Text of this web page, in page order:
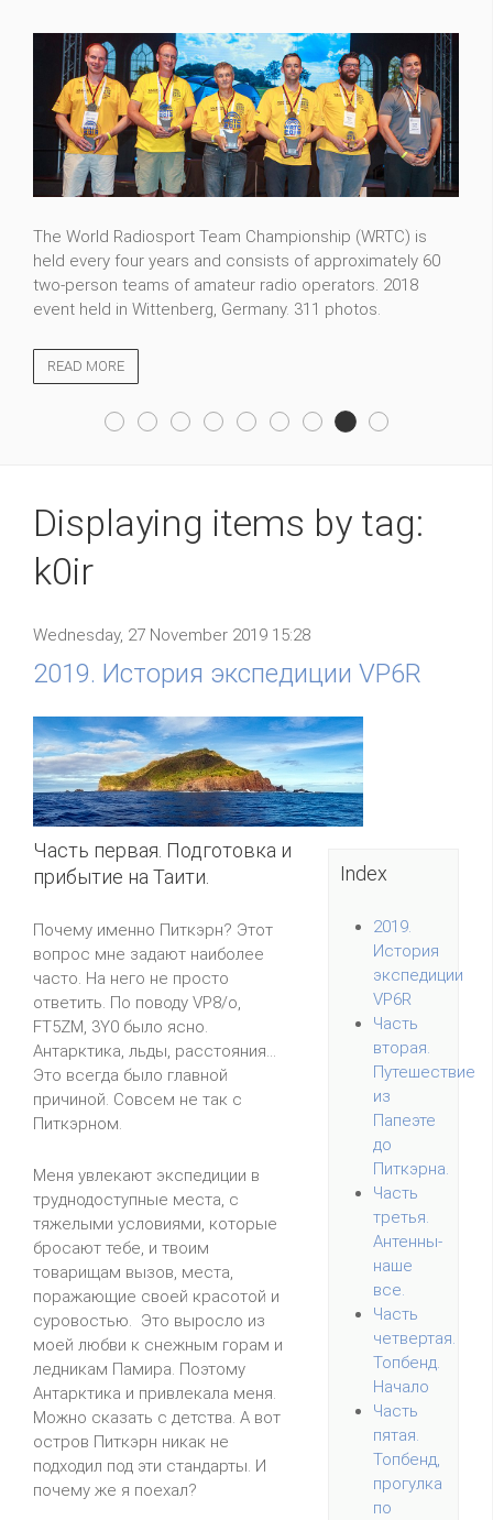
The World Radiosport Team Championship (WRTC) is
held every four years and consists of approximately 60
two-person teams of amateur radio operators. 2018
event held in Wittenberg, Germany. 311 photos.
READ MORE
Displaying items by tag:
k0ir
Wednesday, 27 November 2019 15:28
2019. История экспедиции VP6R
Index
2019.
История
экспедиции
VP6R
Часть
вторая.
Путешествие
из
Папеэте
до
Питкэрна.
Часть
третья.
Антенны-
наше
все.
Часть
четвертая.
Топбенд.
Начало
Часть
пятая.
Топбенд,
прогулка
по
Часть первая. Подготовка и
прибытие на Таити.
Почему именно Питкэрн? Этот
вопрос мне задают наиболее
часто. На него не просто
ответить. По поводу VP8/o,
FT5ZM, 3Y0 было ясно.
Антарктика, льды, расстояния...
Это всегда было главной
причиной. Совсем не так с
Питкэрном.
Меня увлекают экспедиции в
труднодоступные места, с
тяжелыми условиями, которые
бросают тебе, и твоим
товарищам вызов, места,
поражающие своей красотой и
суровостью. Это выросло из
моей любви к снежным горам и
ледникам Памира. Поэтому
Антарктика и привлекала меня.
Можно сказать с детства. А вот
остров Питкэрн никак не
подходил под эти стандарты. И
почему же я поехал?